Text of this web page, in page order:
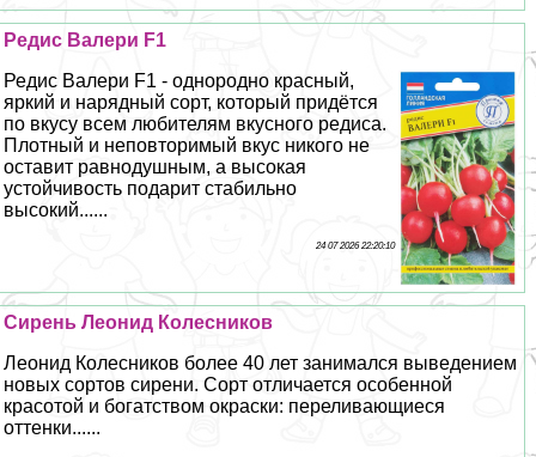
Редис Валери F1
Редис Валери F1 - однородно красный,
яркий и нарядный сорт, который придётся
по вкусу всем любителям вкусного редиса.
Плотный и неповторимый вкус никого не
оставит равнодушным, а высокая
устойчивость подарит стабильно
высокий......
24 07 2026 22:20:10
Сирень Леонид Колесников
Леонид Колесников более 40 лет занимался выведением
новых сортов сирени. Сорт отличается особенной
красотой и богатством окраски: переливающиеся
оттенки......